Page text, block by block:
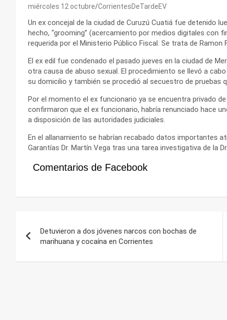
miércoles 12 octubre CorrientesDeTardeEV
Un ex concejal de la ciudad de Curuzú Cuatiá fue detenido
hecho, “grooming” (acercamiento por medios digitales con
requerida por el Ministerio Público Fiscal. Se trata de Ramon
El ex edil fue condenado el pasado jueves en la ciudad de
otra causa de abuso sexual. El procedimiento se llevó a
su domicilio y también se procedió al secuestro de pruebas
Por el momento el ex funcionario ya se encuentra privado
confirmaron que el ex funcionario, habría renunciado hace
a disposición de las autoridades judiciales.
En el allanamiento se habrían recabado datos importantes
Garantías Dr. Martín Vega tras una tarea investigativa de la
Comentarios de Facebook
de
entradas
Detuvieron a dos jóvenes narcos con bochas de
marihuana y cocaína en Corrientes